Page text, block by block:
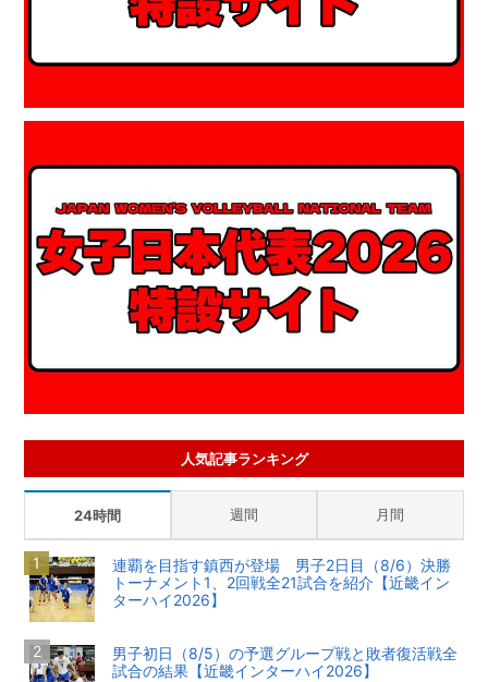
人気記事ランキング
24時間 週間 月間
連覇を目指す鎮西が登場 男子2日目（8/6）決勝
トーナメント1、2回戦全21試合を紹介【近畿イン
ターハイ2026】
男子初日（8/5）の予選グループ戦と敗者復活戦全
試合の結果【近畿インターハイ2026】